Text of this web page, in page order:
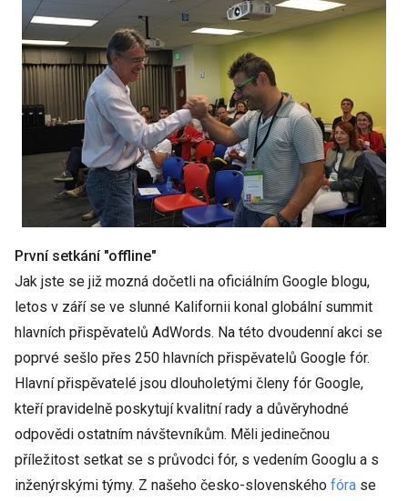
První setkání "offline"
Jak jste se již mozná dočetli na oficiálním Google blogu,
letos v září se ve slunné Kalifornii konal globální summit
hlavních přispěvatelů AdWords. Na této dvoudenní akci se
poprvé sešlo přes 250 hlavních přispěvatelů Google fór.
Hlavní přispěvatelé jsou dlouholetými členy fór Google,
kteří pravidelně poskytují kvalitní rady a důvěryhodné
odpovědi ostatním návštevníkům. Měli jedinečnou
příležitost setkat se s průvodci fór, s vedením Googlu a s
inženýrskými týmy. Z našeho česko-slovenského fóra se